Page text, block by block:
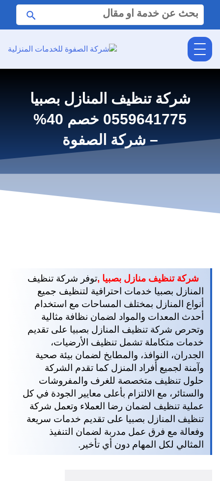
البحث
عن:
شركة تنظيف المنازل بصبيا
0559641775 خصم 40%
– شركة الصفوة
شركة تنظيف منازل بصبيا ,توفر شركة تنظيف
المنازل بصبيا خدمات احترافية لتنظيف جميع
أنواع المنازل بمختلف المساحات مع استخدام
أحدث المعدات والمواد لضمان نظافة مثالية
وتحرص شركة تنظيف المنازل بصبيا على تقديم
خدمات متكاملة تشمل تنظيف الأرضيات،
الجدران، النوافذ، والمطابخ لضمان بيئة صحية
وآمنة لجميع أفراد المنزل كما تقدم الشركة
حلول تنظيف متخصصة للغرف والمفروشات
والستائر، مع الالتزام بأعلى معايير الجودة في كل
عملية تنظيف لضمان رضا العملاء وتعمل شركة
تنظيف المنازل بصبيا على تقديم خدمات سريعة
وفعالة مع فرق عمل مدربة لضمان التنفيذ
المثالي لكل المهام دون أي تأخير.